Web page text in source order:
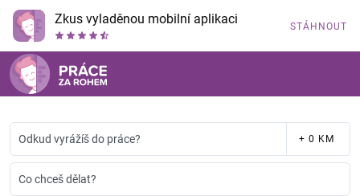
Zkus vyladěnou mobilní aplikaci STÁHNOUT
Odkud vyrážíš do práce? + 0 KM
Co chceš dělat?